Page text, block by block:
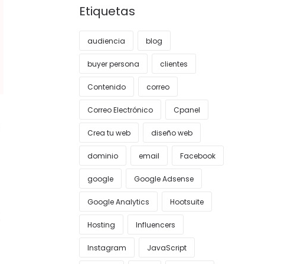
Etiquetas
audiencia blog
buyer persona clientes
Contenido correo
Correo Electrónico Cpanel
Crea tu web diseño web
dominio email Facebook
google Google Adsense
Google Analytics Hootsuite
Hosting Influencers
Instagram JavaScript